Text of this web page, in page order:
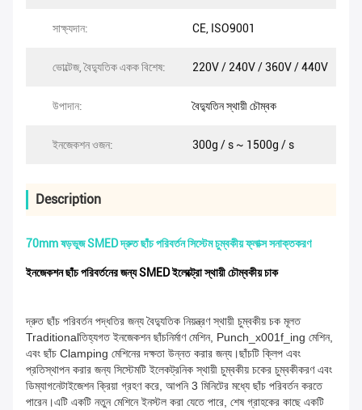
সাক্ষ্যদান: CE, ISO9001
ভোল্টেজ, বৈদ্যুতিক একক বিশেষ: 220V / 240V / 360V / 440V
উপাদান: বৈদ্যুতিন স্থায়ী চৌম্বক
ইনজেকশন ওজন: 300g / s ~ 1500g / s
Description
70mm ষড়ভুজ SMED দ্রুত ছাঁচ পরিবর্তন সিস্টেম চুম্বকীয় ফ্লাক্স সনাক্তকরণ
ইনজেকশন ছাঁচ পরিবর্তনের জন্য SMED ইলেক্ট্রো স্থায়ী চৌম্বকীয় চাক
দ্রুত ছাঁচ পরিবর্তন পদ্ধতির জন্য বৈদ্যুতিক নিয়ন্ত্রণ স্থায়ী চুম্বকীয় চক মূলত
Traditionalতিহ্যগত ইনজেকশন ছাঁচনির্মাণ মেশিন, Punch_x001f_ing মেশিন,
এবং ছাঁচ Clamping মেশিনের দক্ষতা উন্নত করার জন্য।ছাঁচটি ক্লিপ এবং
প্রতিস্থাপন করার জন্য সিস্টেমটি ইলেকট্রনিক স্থায়ী চুম্বকীয় চকের চুম্বকীকরণ এবং
ডিম্যাগনেটাইজেশন ক্রিয়া গ্রহণ করে, আপনি 3 মিনিটের মধ্যে ছাঁচ পরিবর্তন করতে
পারেন।এটি একটি নতুন মেশিনে ইনস্টল করা যেতে পারে, শেষ গ্রাহকের কাছে একটি